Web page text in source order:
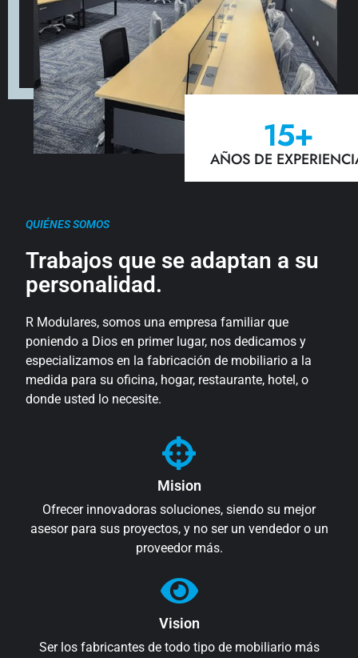
AÑOS DE
15+
QUIÉNES SOMOS
Trabajos que se adaptan a su
personalidad.
R Modulares, somos una empresa familiar que
poniendo a Dios en primer lugar, nos dedicamos y
especializamos en la fabricación de mobiliario a la
medida para su oficina, hogar, restaurante, hotel, o
donde usted lo necesite.
Mision
Ofrecer innovadoras soluciones, siendo su mejor
asesor para sus proyectos, y no ser un vendedor o un
proveedor más.
Vision
Ser los fabricantes de todo tipo de mobiliario más